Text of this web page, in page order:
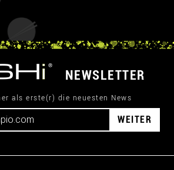
NEWSLETTER
als erste(r) die neuesten News
WEITER